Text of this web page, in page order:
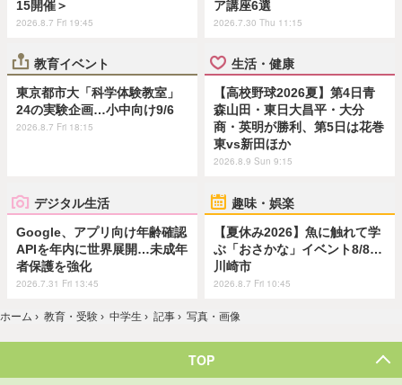
15開催＞
2026.8.7 Fri 19:45
ア講座6選
2026.7.30 Thu 11:15
教育イベント
東京都市大「科学体験教室」
24の実験企画…小中向け9/6
2026.8.7 Fri 18:15
生活・健康
【高校野球2026夏】第4日青
森山田・東日大昌平・大分
商・英明が勝利、第5日は花巻
東vs新田ほか
2026.8.9 Sun 9:15
デジタル生活
Google、アプリ向け年齢確認
APIを年内に世界展開…未成年
者保護を強化
2026.7.31 Fri 13:45
趣味・娯楽
【夏休み2026】魚に触れて学
ぶ「おさかな」イベント8/8…
川崎市
2026.8.7 Fri 10:45
ホーム › 教育・受験 › 中学生 › 記事 › 写真・画像
TOP